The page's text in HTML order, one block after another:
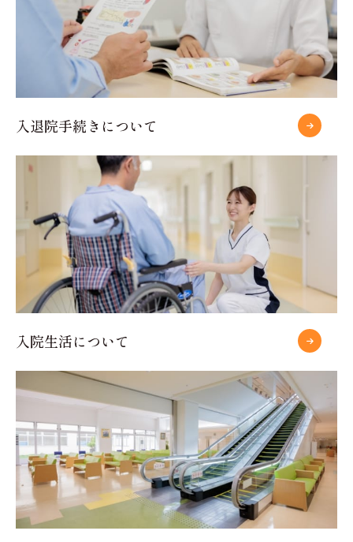
入退院手続きについて
入院生活について